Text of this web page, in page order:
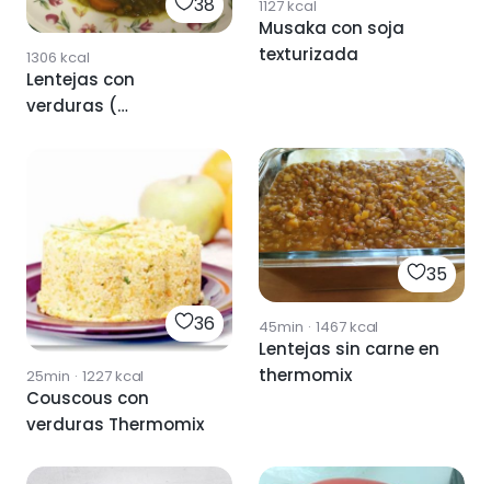
1306 kcal
Lentejas con
verduras (
1127kcal
Musaka con soja
texturizada
36
25min · 1227kcal
Couscous con
verduras Thermomix
35
45min · 1467kcal
Lentejas sin carne en
thermomix